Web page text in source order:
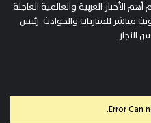
الأخبار العربية والعالمية العاجلة
مباشر للمباريات والحوادث. رئيس
النجار
Error Can